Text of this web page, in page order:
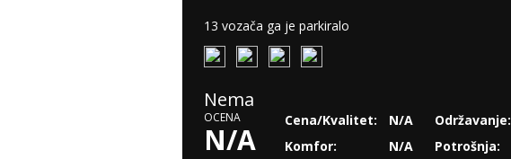
13 vozača ga je parkiralo
Nema
OCENA
N/A
Cena/Kvalitet:
N/A
Komfor:
N/A
Održavanje:
Potrošnja: